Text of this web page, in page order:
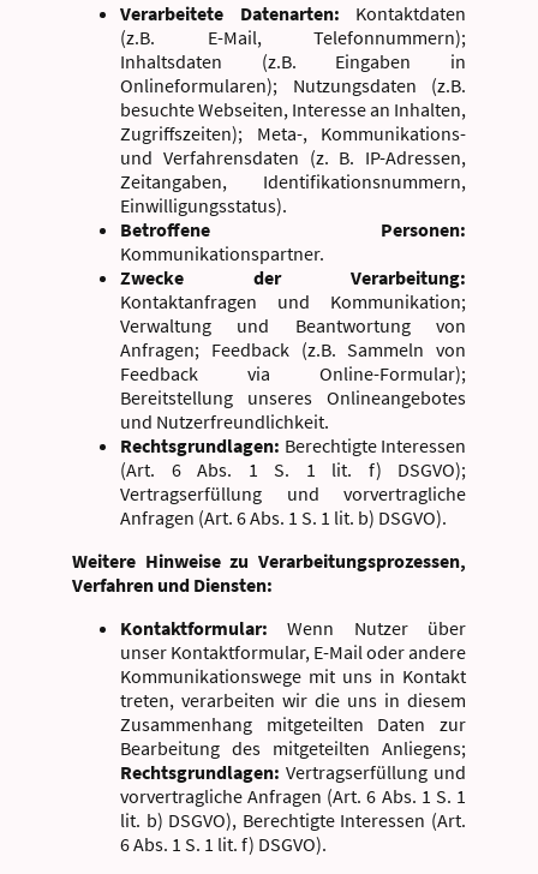
Verarbeitete Datenarten: Kontaktdaten
(z.B. E-Mail, Telefonnummern);
Inhaltsdaten (z.B. Eingaben in
Onlineformularen); Nutzungsdaten (z.B.
besuchte Webseiten, Interesse an Inhalten,
Zugriffszeiten); Meta-, Kommunikations-
und Verfahrensdaten (z. B. IP-Adressen,
Zeitangaben, Identifikationsnummern,
Einwilligungsstatus).
Betroffene Personen:
Kommunikationspartner.
Zwecke der Verarbeitung:
Kontaktanfragen und Kommunikation;
Verwaltung und Beantwortung von
Anfragen; Feedback (z.B. Sammeln von
Feedback via Online-Formular);
Bereitstellung unseres Onlineangebotes
und Nutzerfreundlichkeit.
Rechtsgrundlagen: Berechtigte Interessen
(Art. 6 Abs. 1 S. 1 lit. f) DSGVO);
Vertragserfüllung und vorvertragliche
Anfragen (Art. 6 Abs. 1 S. 1 lit. b) DSGVO).
Weitere Hinweise zu Verarbeitungsprozessen,
Verfahren und Diensten:
Kontaktformular:Wenn Nutzer über
unser Kontaktformular, E-Mail oder andere
Kommunikationswege mit uns in Kontakt
treten, verarbeiten wir die uns in diesem
Zusammenhang mitgeteilten Daten zur
Bearbeitung des mitgeteilten Anliegens;
Rechtsgrundlagen: Vertragserfüllung und
vorvertragliche Anfragen (Art. 6 Abs. 1 S. 1
lit. b) DSGVO), Berechtigte Interessen (Art.
6 Abs. 1 S. 1 lit. f) DSGVO).